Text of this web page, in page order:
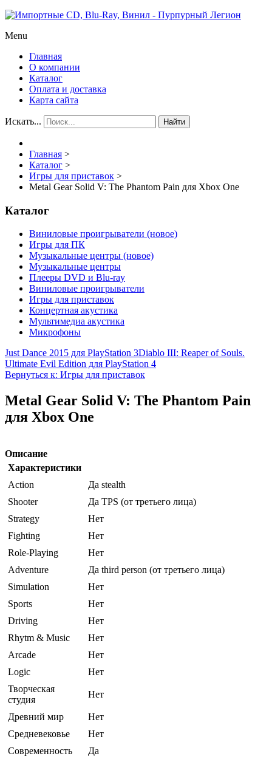
Menu
Главная
О компании
Каталог
Оплата и доставка
Карта сайта
Искать... Найти
Главная >
Каталог >
Игры для приставок >
Metal Gear Solid V: The Phantom Pain для Xbox One
Каталог
Виниловые проигрыватели (новое)
Игры для ПК
Музыкальные центры (новое)
Музыкальные центры
Плееры DVD и Blu-ray
Виниловые проигрыватели
Игры для приставок
Концертная акустика
Мультимедиа акустика
Микрофоны
Just Dance 2015 для PlayStation 3Diablo III: Reaper of Souls.
Ultimate Evil Edition для PlayStation 4
Вернуться к: Игры для приставок
Metal Gear Solid V: The Phantom Pain
для Xbox One
Описание
Характеристики
Action
Да stealth
Shooter
Да TPS (от третьего лица)
Strategy
Нет
Fighting
Нет
Role-Playing
Нет
Adventure
Да third person (от третьего лица)
Simulation
Нет
Sports
Нет
Driving
Нет
Rhytm & Music
Нет
Arcade
Нет
Logic
Нет
Творческая
студия
Нет
Древний мир
Нет
Средневековье
Нет
Современность
Да